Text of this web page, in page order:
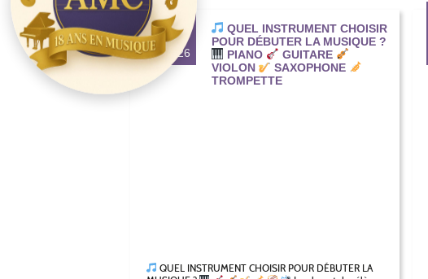
24
FÉV. 26
QUEL INSTRUMENT CHOISIR
POUR DÉBUTER LA MUSIQUE ?
PIANO
GUITARE
VIOLON
SAXOPHONE
TROMPETTE
QUEL INSTRUMENT CHOISIR POUR DÉBUTER LA